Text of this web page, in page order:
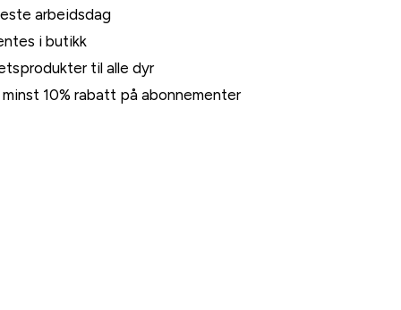
arbeidsdag
i butikk
til alle dyr
10% rabatt på abonnementer